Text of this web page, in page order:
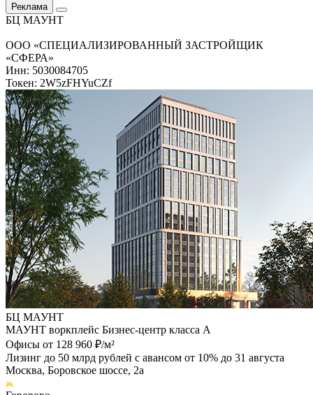
Реклама
БЦ МАУНТ
ООО «СПЕЦИАЛИЗИРОВАННЫЙ ЗАСТРОЙЩИК
«СФЕРА»
Инн: 5030084705
Токен: 2W5zFHYuCZf
БЦ МАУНТ
МАУНТ воркплейс Бизнес-центр класса А
Офисы от 128 960 ₽/м²
Лизинг до 50 млрд рублей с авансом от 10% до 31 августа
Москва, Боровское шоссе, 2а